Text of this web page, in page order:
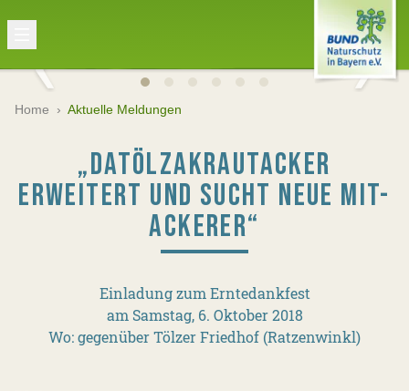
Home › Aktuelle Meldungen
„DATÖLZAKRAUTACKER
ERWEITERT UND SUCHT NEUE MIT-
ACKERER“
Einladung zum Erntedankfest
am Samstag, 6. Oktober 2018
Wo: gegenüber Tölzer Friedhof (Ratzenwinkl)